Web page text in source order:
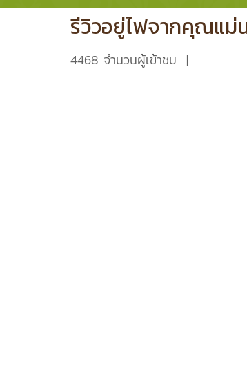
รีวิวอยู่ไฟจากคุณแม่
4468 จำนวนผู้เข้าชม |